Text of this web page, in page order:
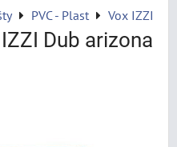
PVC - Plast Vox IZZI
Dub arizona